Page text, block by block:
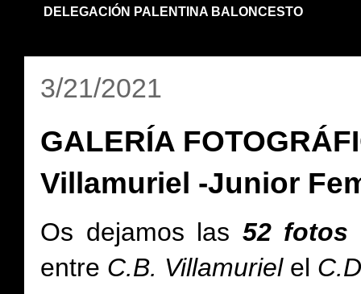
DELEGACIÓN PALENTINA BALONCESTO
3/21/2021
GALERÍA
Villamuriel -Junior
Os dejamos las 52 fotos
entre C.B. Villamurielel